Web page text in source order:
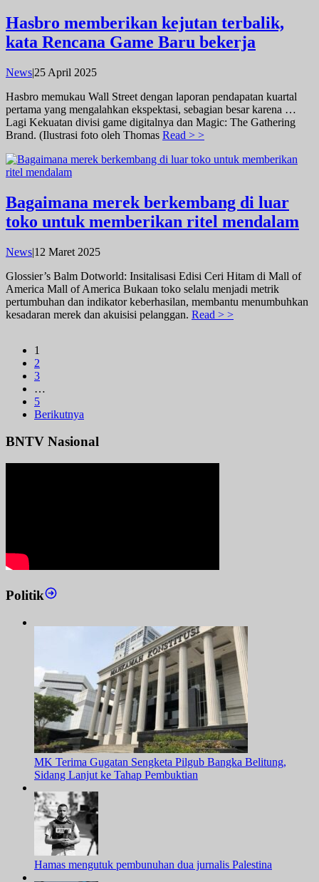
Hasbro memberikan kejutan terbalik,
kata Rencana Game Baru bekerja
News|25 April 2025oleh
Hasbro memukau Wall Street dengan laporan pendapatan kuartal
pertama yang mengalahkan ekspektasi, sebagian besar karena …
Lagi Kekuatan divisi game digitalnya dan Magic: The Gathering
Brand. (Ilustrasi foto oleh Thomas Read > >
Bagaimana merek berkembang di luar
toko untuk memberikan ritel mendalam
News|12 Maret 2025oleh
Glossier’s Balm Dotworld: Insitalisasi Edisi Ceri Hitam di Mall of
America Mall of America Bukaan toko selalu menjadi metrik
pertumbuhan dan indikator keberhasilan, membantu menumbuhkan
kesadaran merek dan akuisisi pelanggan. Read > >
1
2
3
…
5
Berikutnya
BNTV Nasional
Politik
MK Terima Gugatan Sengketa Pilgub Bangka Belitung,
Sidang Lanjut ke Tahap Pembuktian
Hamas mengutuk pembunuhan dua jurnalis Palestina